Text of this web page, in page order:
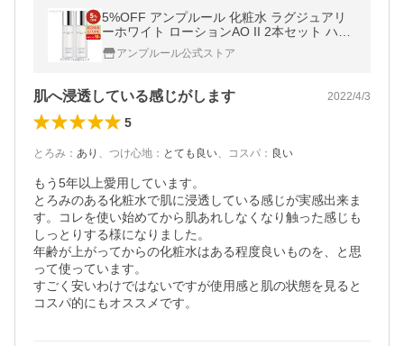
5%OFF アンプルール 化粧水 ラグジュアリ
ーホワイト ローションAO II 2本セット ハイ
ドロキノン/高保湿/ドクターズコスメ/送料無
料/プレゼント/くすみ
アンプルール公式ストア
肌へ浸透している感じがします 2022/4/3
5
とろみ ： あり 、 つけ心地 ： とても良い、 コスパ ： 良い
もう5年以上愛用しています。
とろみのある化粧水で肌に浸透している感じが実感出来ま
す。コレを使い始めてから肌あれしなくなり触った感じも
しっとりする様になりました。
年齢が上がってからの化粧水はある程度良いものを、と思
って使っています。
すごく安いわけではないですが使用感と肌の状態を見ると
コスパ的にもオススメです。